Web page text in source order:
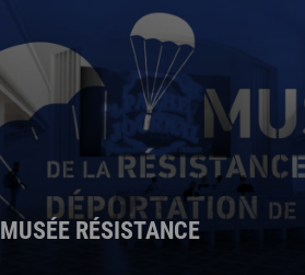
MUSÉE RÉSISTANCE